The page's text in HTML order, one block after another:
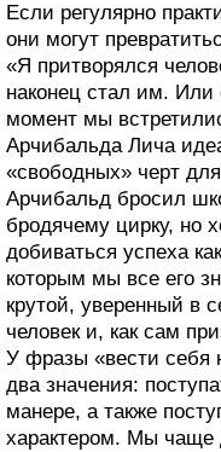
Если регулярно
они могут
«Я притворялся
наконец стал им. Или
момент мы
Арчибальда Лича
«свободных» черт
Арчибальд бросил
бродячему цирку, но
добиваться успеха
которым мы все его
крутой, уверенный в
человек и, как сам
У фразы «вести себя
два значения:
манере, а также
характером. Мы чаще